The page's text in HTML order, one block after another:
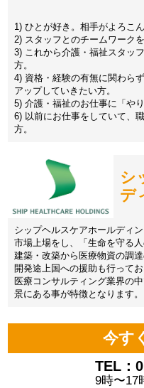
1) ひとが好き。相手がよろこ
2) スタッフとのチームワーク
3) これから介護・福祉スタッ
方。
4) 資格・経験の有無に関わら
アップしていきたい方。
5) 介護・福祉のお仕事に「や
6) 以前にお仕事をしていて、
方。
シ
デ
シップヘルスケアホールディ
市場上場をし、「生命を守る
建築・改築から医療物資の調
開発途上国への援助も行ってお
医療コンサルティング業界の
景にある事が特徴となります。
今す
TEL：
9時〜17